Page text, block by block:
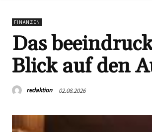
FINANZEN
Das
Blick auf den
redaktion 02.08.2026